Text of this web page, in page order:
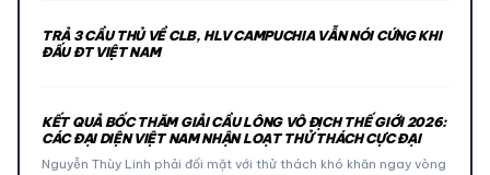
TRẢ 3 CẦU THỦ VỀ CLB, HLV CAMPUCHIA VẪN NÓI CỨNG KHI
ĐẤU ĐT VIỆT NAM
KẾT QUẢ BỐC THĂM GIẢI CẦU LÔNG VÔ ĐỊCH THẾ GIỚI 2026:
CÁC ĐẠI DIỆN VIỆT NAM NHẬN LOẠT THỬ THÁCH CỰC ĐẠI
Nguyễn Thùy Linh phải đối mặt với thử thách khó khăn ngay vòng